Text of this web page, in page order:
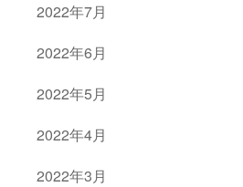
2022年7月
2022年6月
2022年5月
2022年4月
2022年3月